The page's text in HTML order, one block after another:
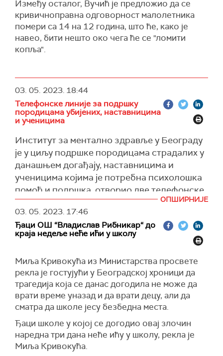
Између осталог, Вучић је предложио да се
кривичноправна одговорност малолетника
помери са 14 на 12 година, што ће, како је
навео, бити нешто око чега ће се "ломити
копља".
03. 05. 2023. 18:44
Телефонске линије за подршку
породицама убијених, наставницима
и ученицима
Институт за ментално здравље у Београду
је у циљу подршке породицама страдалих у
данашњем догађају, наставницима и
ученицима којима је потребна психолошка
помоћ и подршка, отворио две телефонске
линије:063 8681757и063 8682217.ОПШИРНИЈЕ
03. 05. 2023. 17:46
Ђаци ОШ “Владислав Рибникар“ до
краја недеље неће ићи у школу
Миља Кривокућа из Министарства просвете
рекла је гостујући у Београдској хроници да
трагедија која се данас догодила не може да
врати време уназад и да врати децу, али да
сматра да школе јесу безбедна места.
Ђаци школе у којој се догодио овај злочин
наредна три дана неће ићу у школу, рекла је
Миља Кривокућа.